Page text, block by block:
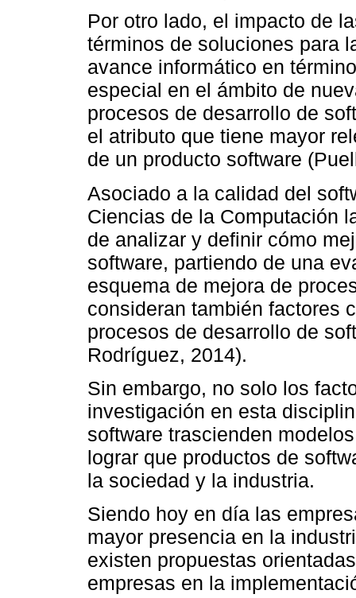
Por otro lado, el impacto de
términos de soluciones para
avance informático en
especial en el ámbito de
procesos de desarrollo de
el atributo que tiene mayor
de un producto software
Asociado a la calidad del
Ciencias de la Computación
de analizar y definir cómo
software, partiendo de una
esquema de mejora de
consideran también factores
procesos de desarrollo de
Rodríguez, 2014).
Sin embargo, no solo los
investigación en esta
software trascienden
lograr que productos de
la sociedad y la industria.
Siendo hoy en día las
mayor presencia en la
existen propuestas
empresas en la